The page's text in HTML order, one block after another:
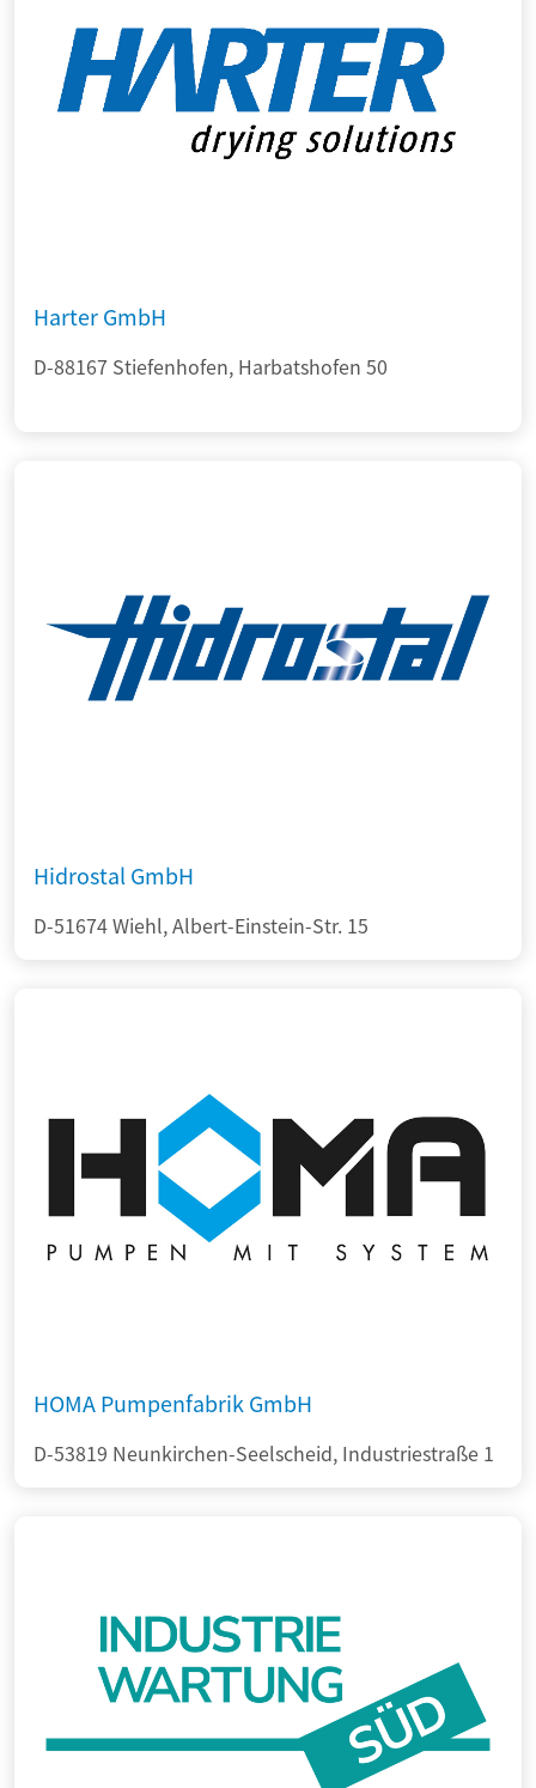
Harter GmbH
D-88167 Stiefenhofen, Harbatshofen 50
Hidrostal GmbH
D-51674 Wiehl, Albert-Einstein-Str. 15
HOMA Pumpenfabrik GmbH
D-53819 Neunkirchen-Seelscheid, Industriestraße 1